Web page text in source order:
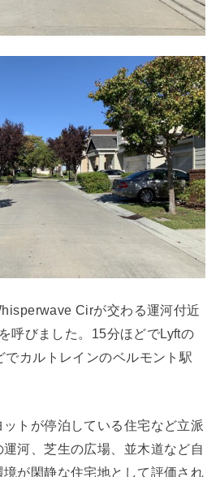
Cirが交わる運河付近
呼びました。15分ほどでLyftの
カルトレインのベルモント駅
トが停泊している住宅など立派
河、芝生の広場、並木道など自
が閑静な住宅地として評価され